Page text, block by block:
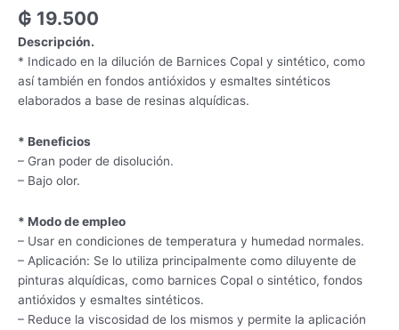
₲ 19.500
Descripción.
* Indicado en la dilución de Barnices Copal y sintético, como
así también en fondos antióxidos y esmaltes sintéticos
elaborados a base de resinas alquídicas.
* Beneficios
– Gran poder de disolución.
– Bajo olor.
* Modo de empleo
– Usar en condiciones de temperatura y humedad normales.
– Aplicación: Se lo utiliza principalmente como diluyente de
pinturas alquídicas, como barnices Copal o sintético, fondos
antióxidos y esmaltes sintéticos.
– Reduce la viscosidad de los mismos y permite la aplicación